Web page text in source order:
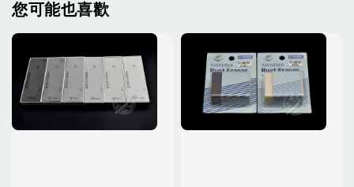
您可能也喜歡